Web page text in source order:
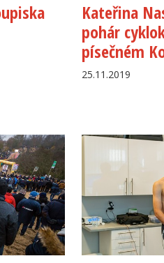
Kateřina
pohár
písečném
25.11.2019